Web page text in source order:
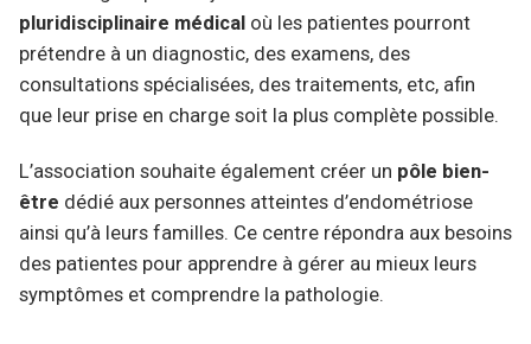
pluridisciplinaire médical où les patientes pourront
prétendre à un diagnostic, des examens, des
consultations spécialisées, des traitements, etc, afin
que leur prise en charge soit la plus complète possible.
L’association souhaite également créer un pôle bien-
être dédié aux personnes atteintes d’endométriose
ainsi qu’à leurs familles. Ce centre répondra aux besoins
des patientes pour apprendre à gérer au mieux leurs
symptômes et comprendre la pathologie.